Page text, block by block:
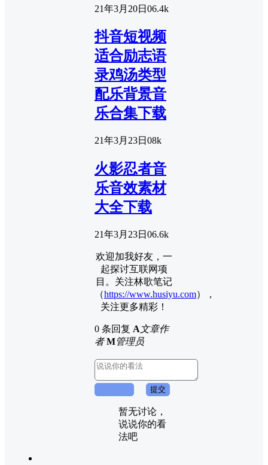
21年3月20日 06.4k
抖音短视频
适合励志语
录鸡汤类型
配乐背景音
乐合集下载
21年3月23日 08k
火影忍者音
乐音效素材
大全下载
21年3月23日 06.6k
欢迎加我好友，一
起探讨互联网项
目。关注林歌笔记
（https://www.husiyu.com），
关注更多精彩！
0 条回复 A文章作
者 M管理员
提交
暂无讨论，
说说你的看
法吧